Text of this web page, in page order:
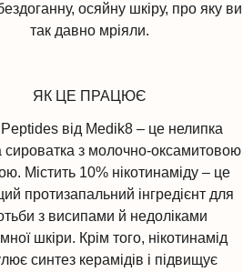
осяйну шкіру, про яку ви
так давно мріяли.
ЯК ЦЕ ПРАЦЮЄ
від Medik8 – це нелипка
сироватка з молочно-оксамитовою
Містить 10% нікотинаміду – це
протизапальний інгредієнт для
з висипами й недоліками
шкіри. Крім того, нікотинамід
синтез керамідів і підвищує